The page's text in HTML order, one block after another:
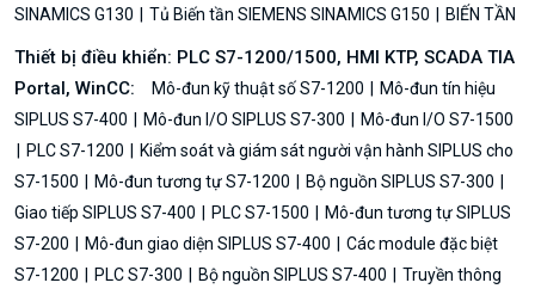
SINAMICS G130
Tủ Biến tần SIEMENS SINAMICS G150 BIẾN TẦN
Thiết bị điều khiển: PLC S7-1200/1500, HMI KTP, SCADA TIA
Portal, WinCC:
Mô-đun kỹ thuật số S7-1200
Mô-đun tín hiệu
SIPLUS S7-400
Mô-đun I/O SIPLUS S7-300
Mô-đun I/O S7-1500
PLC S7-1200
Kiểm soát và giám sát người vận hành SIPLUS cho
S7-1500
Mô-đun tương tự S7-1200
Bộ nguồn SIPLUS S7-300
Giao tiếp SIPLUS S7-400
PLC S7-1500
Mô-đun tương tự SIPLUS
S7-200
Mô-đun giao diện SIPLUS S7-400
Các module đặc biệt
S7-1200
PLC S7-300 Bộ nguồn SIPLUS S7-400
Truyền thông